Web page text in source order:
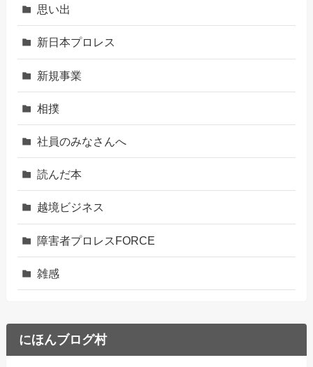
思い出
新日本プロレス
新規事業
相撲
社員のみなさんへ
読んだ本
越境ビジネス
障害者プロレスFORCE
雑感
にほんブログ村